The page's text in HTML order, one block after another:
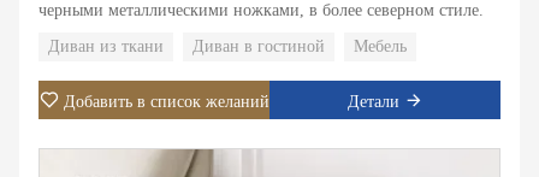
черными металлическими ножками, в более северном стиле.
Диван из ткани
Диван в гостиной Мебель
Добавить в список желаний Детали